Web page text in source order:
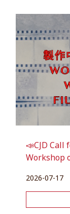
📣CJD
Workshop
2026-07-17